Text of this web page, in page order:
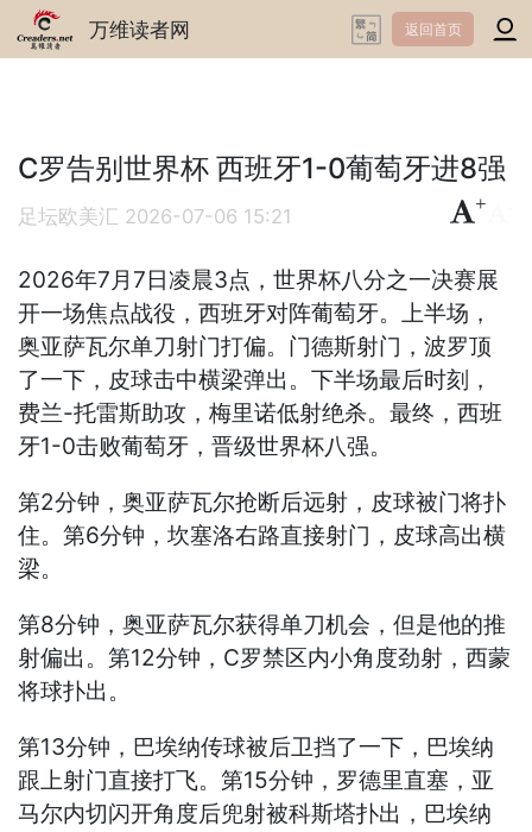
万维读者网 返回首页
C罗告别世界杯 西班牙1-0葡萄牙进8强
足坛欧美汇 2026-07-06 15:21
+
2026年7月7日凌晨3点，世界杯八分之一决赛展
开一场焦点战役，西班牙对阵葡萄牙。上半场，
奥亚萨瓦尔单刀射门打偏。门德斯射门，波罗顶
了一下，皮球击中横梁弹出。下半场最后时刻，
费兰-托雷斯助攻，梅里诺低射绝杀。最终，西班
牙1-0击败葡萄牙，晋级世界杯八强。
第2分钟，奥亚萨瓦尔抢断后远射，皮球被门将扑
住。第6分钟，坎塞洛右路直接射门，皮球高出横
梁。
第8分钟，奥亚萨瓦尔获得单刀机会，但是他的推
射偏出。第12分钟，C罗禁区内小角度劲射，西蒙
将球扑出。
第13分钟，巴埃纳传球被后卫挡了一下，巴埃纳
跟上射门直接打飞。第15分钟，罗德里直塞，亚
马尔内切闪开角度后兜射被科斯塔扑出，巴埃纳